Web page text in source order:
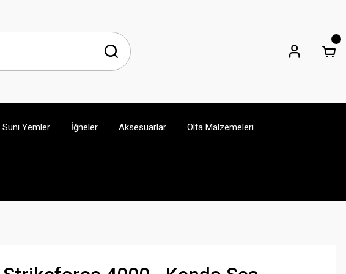
Suni Yemler İğneler Aksesuarlar Olta Malzemeleri